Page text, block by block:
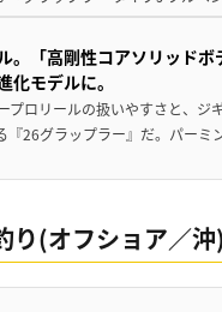
。「高剛性コアソリッド
モデルに。
プロリールの扱いやすさと、ジ
26グラップラー』だ。パーミ
り(オフショア／